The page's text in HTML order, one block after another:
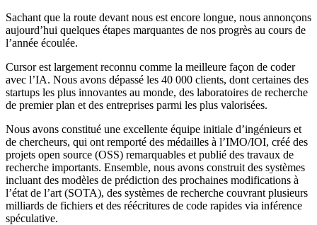
Sachant que la route devant nous est encore longue, nous annonçons
aujourd’hui quelques étapes marquantes de nos progrès au cours de
l’année écoulée.
Cursor est largement reconnu comme la meilleure façon de coder
avec l’IA. Nous avons dépassé les 40 000 clients, dont certaines des
startups les plus innovantes au monde, des laboratoires de recherche
de premier plan et des entreprises parmi les plus valorisées.
Nous avons constitué une excellente équipe initiale d’ingénieurs et
de chercheurs, qui ont remporté des médailles à l’IMO/IOI, créé des
projets open source (OSS) remarquables et publié des travaux de
recherche importants. Ensemble, nous avons construit des systèmes
incluant des modèles de prédiction des prochaines modifications à
l’état de l’art (SOTA), des systèmes de recherche couvrant plusieurs
milliards de fichiers et des réécritures de code rapides via inférence
spéculative.